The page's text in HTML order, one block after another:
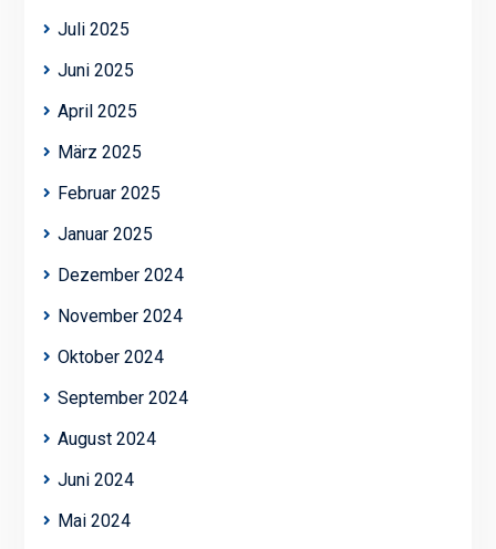
Juli 2025
Juni 2025
April 2025
März 2025
Februar 2025
Januar 2025
Dezember 2024
November 2024
Oktober 2024
September 2024
August 2024
Juni 2024
Mai 2024